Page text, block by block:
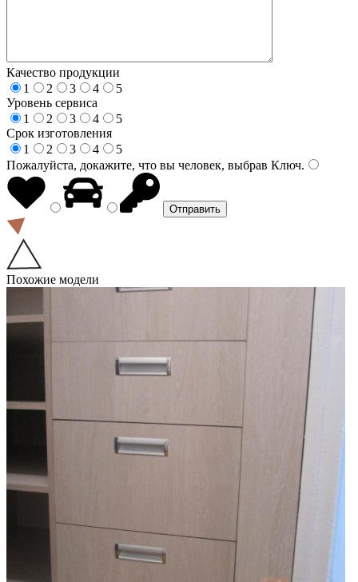
Качество продукции
1
2 3 4
5
Уровень сервиса
1
2 3 4
5
Срок изготовления
1
2 3 4
5
Пожалуйста, докажите, что вы человек, выбрав Ключ.
Похожие модели